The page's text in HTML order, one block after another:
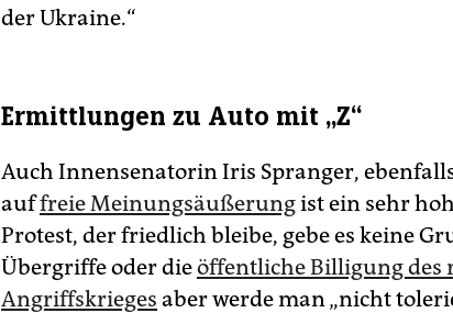
der Ukraine.“
Ermittlungen zu Auto mit „Z“
Auch Innensenatorin Iris Spranger, ebenfalls
auffreie Meinungsäußerungist ein sehr
Protest, der friedlich bleibe, gebe es keine
Übergriffe oder dieöffentliche Billigung des
Angriffskrieges aber werde man „nicht